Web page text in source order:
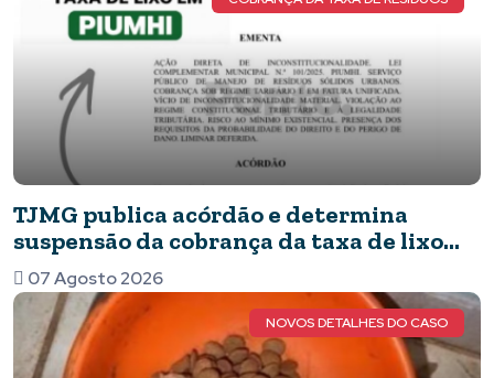
TJMG publica acórdão e determina
suspensão da cobrança da taxa de lixo
em Piumhi
07 Agosto 2026
NOVOS DETALHES DO CASO